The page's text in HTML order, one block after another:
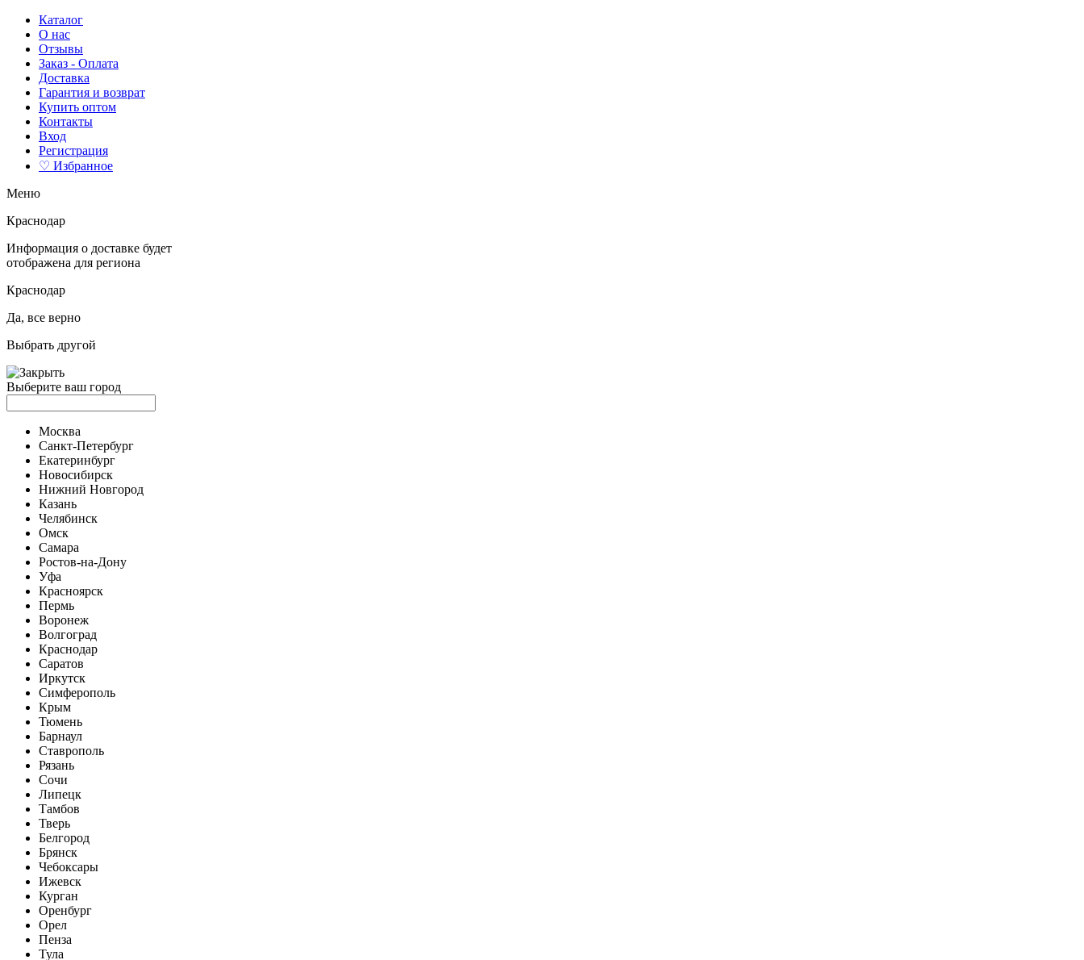
Каталог
О нас
Отзывы
Заказ - Оплата
Доставка
Гарантия и возврат
Купить оптом
Контакты
Вход
Регистрация
♡ Избранное
Меню
Краснодар
Информация о доставке будет
отображена для региона
Краснодар
Да, все верно
Выбрать другой
Выберите ваш город
Москва
Санкт-Петербург
Екатеринбург
Новосибирск
Нижний Новгород
Казань
Челябинск
Омск
Самара
Ростов-на-Дону
Уфа
Красноярск
Пермь
Воронеж
Волгоград
Краснодар
Саратов
Иркутск
Симферополь
Крым
Тюмень
Барнаул
Ставрополь
Рязань
Сочи
Липецк
Тамбов
Тверь
Белгород
Брянск
Чебоксары
Ижевск
Курган
Оренбург
Орел
Пенза
Тула